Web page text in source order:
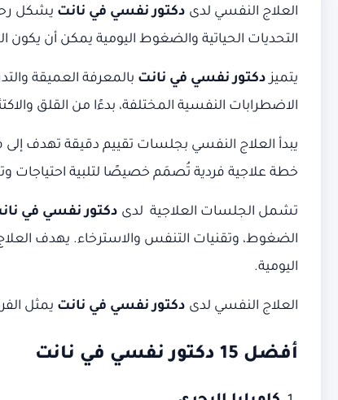
العلاج النفسي لدى دكتور نفسي في نانت يشكل
التحديات الحياتية والضغوط اليومية يمكن أن
يتميز دكتور نفسي في نانت بالمعرفة العميقة
الاضطرابات النفسية المختلفة، بدءًا من القلق
يبدأ العلاج النفسي بجلسات تقييم دقيقة تهدف
خطة علاجية فردية تُصمَم خصيصًا لتلبية احتياجات
تشمل الجلسات العلاجية لدى دكتور نفسي في
الضغوط، وتقنيات التنفس والاسترخاء. يهدف العلاج
اليومية.
العلاج النفسي لدى دكتور نفسي في نانت يمثل
أفضل 15 دكتور نفسي في نانت